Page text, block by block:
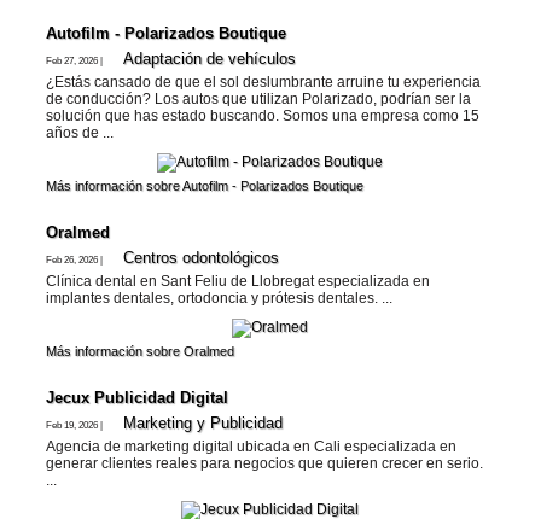
Autofilm - Polarizados Boutique
Feb 27, 2026 | Adaptación de vehí­culos
¿Estás cansado de que el sol deslumbrante arruine tu experiencia
de conducción? Los autos que utilizan Polarizado, podrían ser la
solución que has estado buscando. Somos una empresa como 15
años de ...
Más información sobre Autofilm - Polarizados Boutique
Oralmed
Feb 26, 2026 | Centros odontológicos
Clínica dental en Sant Feliu de Llobregat especializada en
implantes dentales, ortodoncia y prótesis dentales. ...
Más información sobre Oralmed
Jecux Publicidad Digital
Feb 19, 2026 | Marketing y Publicidad
Agencia de marketing digital ubicada en Cali especializada en
generar clientes reales para negocios que quieren crecer en serio.